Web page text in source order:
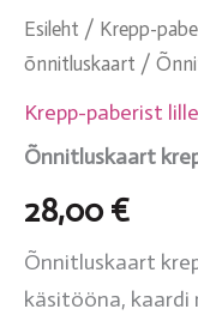
Esileht / Krepp-
õnnitluskaart /
Krepp-paberist
Õnnitluskaart
28,00 €
Õnnitluskaart
käsitööna, kaardi